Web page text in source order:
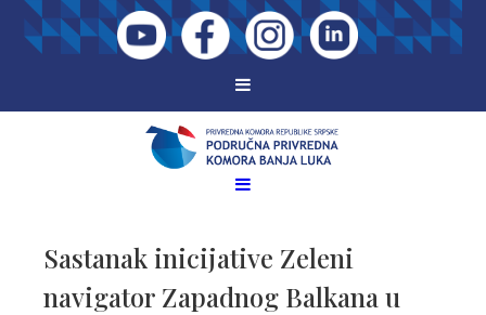
Sastanak inicijative Zeleni
navigator Zapadnog Balkana u